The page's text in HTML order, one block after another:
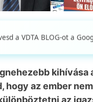
a VDTA BLOG-ot a
kihívása
hogy az ember
az